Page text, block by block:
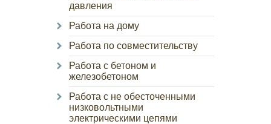
давления
Работа на дому
Работа по совместительству
Работа с бетоном и
железобетоном
Работа с не обесточенными
низковольтными
электрическими цепями